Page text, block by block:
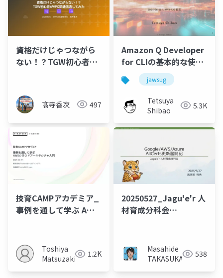
資格だけじゃつながら
ない！？TGW初心者が
髙寺香次 497
Amazon Q Developer
for CLIの基本的な使い
方と便利なコマンドの
紹介
jawsug
Tetsuya
Shibao
5.3K
技育CAMPアカデミア_
事例を通して学ぶ AWS
Toshiya
Matsuzaki
1.2K
20250527_Jagu'e'r 人
材育成分科会
Masahide
TAKASUKA
538